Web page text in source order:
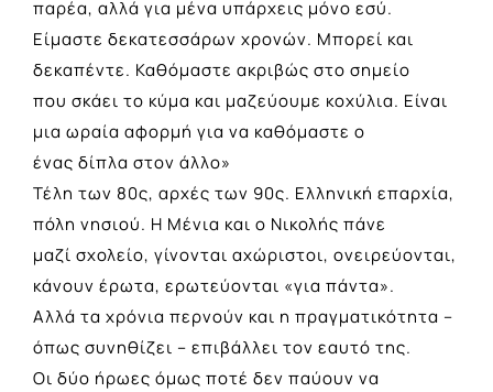
παρέα, αλλά για μένα υπάρχεις μόνο εσύ.
Είμαστε δεκατεσσάρων χρονών. Μπορεί και
δεκαπέντε. Καθόμαστε ακριβώς στο σημείο
που σκάει το κύμα και μαζεύουμε κοχύλια. Είναι
μια ωραία αφορμή για να καθόμαστε ο
ένας δίπλα στον άλλο»
Τέλη των 80ς, αρχές των 90ς. Ελληνική επαρχία,
πόλη νησιού. Η Μένια και ο Νικολής πάνε
μαζί σχολείο, γίνονται αχώριστοι, ονειρεύονται,
κάνουν έρωτα, ερωτεύονται «για πάντα».
Αλλά τα χρόνια περνούν και η πραγματικότητα –
όπως συνηθίζει – επιβάλλει τον εαυτό της.
Οι δύο ήρωες όμως ποτέ δεν παύουν να